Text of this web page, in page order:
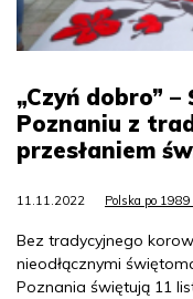
„Czyń dobro”
Poznaniu z
przesłaniem
11.11.2022 Polska po 1989
Bez tradycyjnego
nieodłącznymi
Poznania świętują 11